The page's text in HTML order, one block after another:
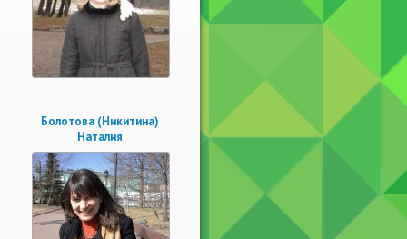
Болотова (Никитина)
Наталия